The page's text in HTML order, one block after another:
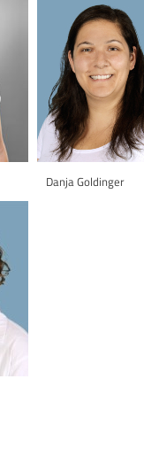
Danja Goldinger